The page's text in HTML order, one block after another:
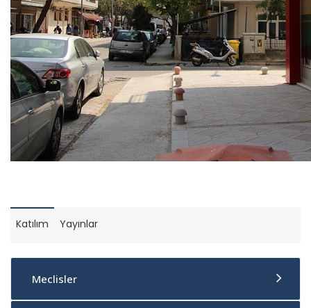
Katılım Yayınlar
Meclisler